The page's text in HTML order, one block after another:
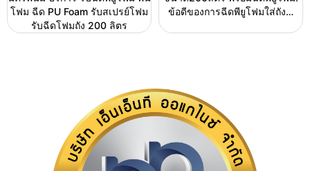
โฟม ฉีด PU Foam รับสเปรย์โฟม
รับฉีดโฟมถัง 200 ลิตร
ข้อดีของการฉีดพียูโฟมใส่ถัง…